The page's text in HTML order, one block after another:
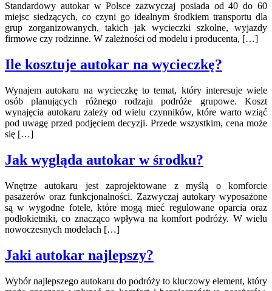
Standardowy autokar w Polsce zazwyczaj posiada od 40 do 60
miejsc siedzących, co czyni go idealnym środkiem transportu dla
grup zorganizowanych, takich jak wycieczki szkolne, wyjazdy
firmowe czy rodzinne. W zależności od modelu i producenta, […]
Ile kosztuje autokar na wycieczkę?
Wynajem autokaru na wycieczkę to temat, który interesuje wiele
osób planujących różnego rodzaju podróże grupowe. Koszt
wynajęcia autokaru zależy od wielu czynników, które warto wziąć
pod uwagę przed podjęciem decyzji. Przede wszystkim, cena może
się […]
Jak wygląda autokar w środku?
Wnętrze autokaru jest zaprojektowane z myślą o komforcie
pasażerów oraz funkcjonalności. Zazwyczaj autokary wyposażone
są w wygodne fotele, które mogą mieć regulowane oparcia oraz
podłokietniki, co znacząco wpływa na komfort podróży. W wielu
nowoczesnych modelach […]
Jaki autokar najlepszy?
Wybór najlepszego autokaru do podróży to kluczowy element, który